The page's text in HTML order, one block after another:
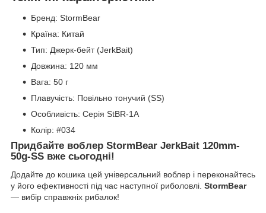
Бренд: StormBear
Країна: Китай
Тип: Джерк-бейт (JerkBait)
Довжина: 120 мм
Вага: 50 г
Плавучість: Повільно тонучий (SS)
Особливість: Серія StBR-1A
Колір: #034
Придбайте воблер StormBear JerkBait 120mm-
50g-SS вже сьогодні!
Додайте до кошика цей універсальний воблер і переконайтесь
у його ефективності під час наступної риболовлі. StormBear
— вибір справжніх рибалок!